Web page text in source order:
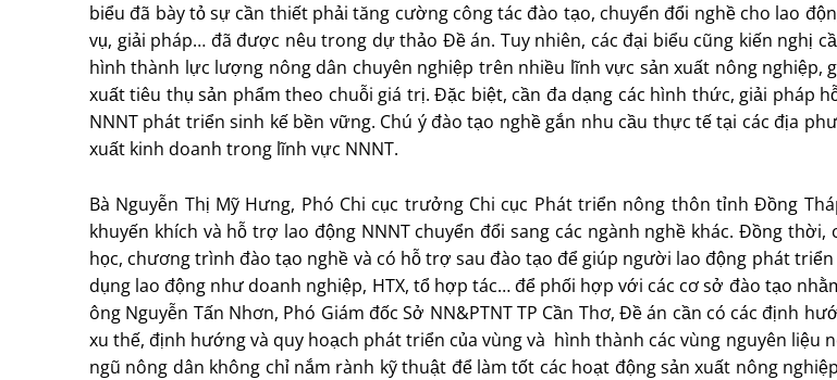
biểu đã bày tỏ sự cần thiết phải tăng cường công tác đào tạo, chuyển đổi nghề cho lao
vụ, giải pháp… đã được nêu trong dự thảo Ðề án. Tuy nhiên, các đại biểu cũng kiến nghị
hình thành lực lượng nông dân chuyên nghiệp trên nhiều lĩnh vực sản xuất nông nghiệp,
xuất tiêu thụ sản phẩm theo chuỗi giá trị. Ðặc biệt, cần đa dạng các hình thức, giải pháp
NNNT phát triển sinh kế bền vững. Chú ý đào tạo nghề gắn nhu cầu thực tế tại các địa
xuất kinh doanh trong lĩnh vực NNNT.
Bà Nguyễn Thị Mỹ Hưng, Phó Chi cục trưởng Chi cục Phát triển nông thôn tỉnh Ðồng
khuyến khích và hỗ trợ lao động NNNT chuyển đổi sang các ngành nghề khác. Ðồng
học, chương trình đào tạo nghề và có hỗ trợ sau đào tạo để giúp người lao động phát
dụng lao động như doanh nghiệp, HTX, tổ hợp tác… để phối hợp với các cơ sở đào tạo
ông Nguyễn Tấn Nhơn, Phó Giám đốc Sở NN&PTNT TP Cần Thơ, Ðề án cần có các định
xu thế, định hướng và quy hoạch phát triển của vùng và hình thành các vùng nguyên liệu
ngũ nông dân không chỉ nắm rành kỹ thuật để làm tốt các hoạt động sản xuất nông